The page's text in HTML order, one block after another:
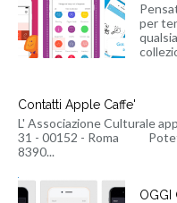
per
Contatti Apple Caffe'
L' Associazione Culturale
31 - 00152 - Roma
8390...
OGGI